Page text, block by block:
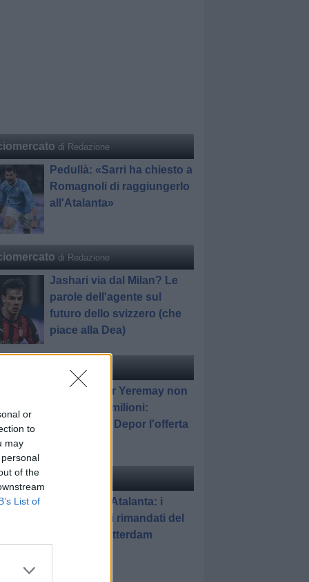
or
to
may
of the
List of
di Redazione
Pedullà: «Sarri ha chiesto a
Romagnoli di raggiungerlo
all'Atalanta»
di Redazione
Jashari via dal Milan? Le
parole dell'agente sul
futuro dello svizzero (che
piace alla Dea)
di Redazione
Atalanta, per Yeremay non
bastano 33 milioni:
respinta dal Depor l'offerta
di Gianluca Pirovano
Feyenoord-Atalanta: i
promossi e i rimandati del
match di Rotterdam